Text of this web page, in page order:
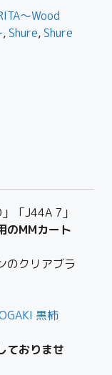
〜Wood
,Shure,Shure
「J44A 7」
のMMカート
のクリアブラ
黒柿
ておりませ